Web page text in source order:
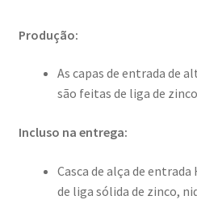
Produção:
As capas de entrada de
são feitas de liga de
Incluso na entrega:
Casca de alça de
de liga sólida de zinco,